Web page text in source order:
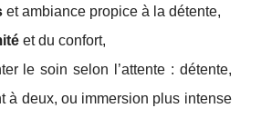
et ambiance propice à la détente,
et du confort,
le soin selon l’attente : détente,
à deux, ou immersion plus intense